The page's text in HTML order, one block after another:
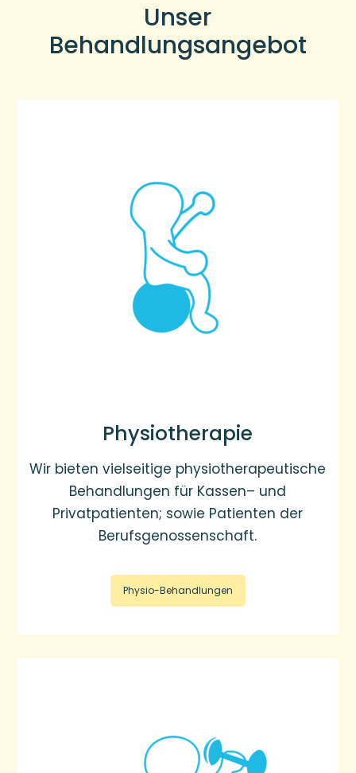
Unser
Behandlungsangebot
Physiotherapie
Wir bieten vielseitige physiotherapeutische
Behandlungen für Kassen– und
Privatpatienten; sowie Patienten der
Berufsgenossenschaft.
Physio-Behandlungen